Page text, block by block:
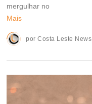
mergulhar no
Mais
porCosta Leste News